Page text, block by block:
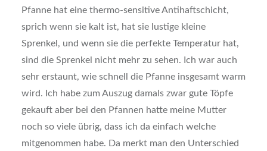
Pfanne hat eine thermo-sensitive Antihaftschicht,
sprich wenn sie kalt ist, hat sie lustige kleine
Sprenkel, und wenn sie die perfekte Temperatur hat,
sind die Sprenkel nicht mehr zu sehen. Ich war auch
sehr erstaunt, wie schnell die Pfanne insgesamt warm
wird. Ich habe zum Auszug damals zwar gute Töpfe
gekauft aber bei den Pfannen hatte meine Mutter
noch so viele übrig, dass ich da einfach welche
mitgenommen habe. Da merkt man den Unterschied